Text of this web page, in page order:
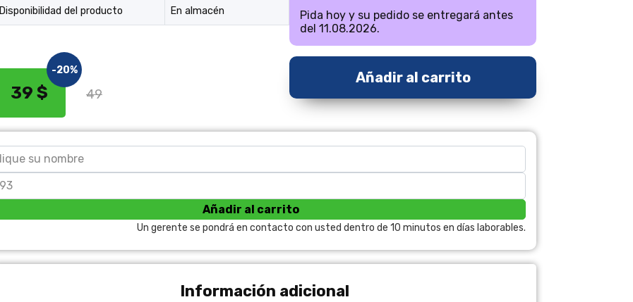
Disponibilidad del producto En almacén
39 $
-20%
49
Pida hoy y su pedido se entregará antes
del 11.08.2026.
Añadir al carrito
Añadir al carrito
Un gerente se pondrá en contacto con usted dentro de 10 minutos en días laborables.
Información adicional